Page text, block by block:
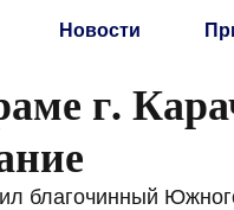
Новости
г.
благочинный